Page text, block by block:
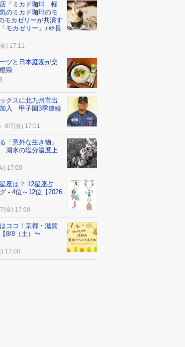
「ミカド珈琲 軽
のミカド珈琲のモ
モカゼリーが共演す
モカゼリー」♪＠長
) 17:11
ツと日本庭園が楽
県
クスに北九州市出
入 甲子園3季連続
8/7(金) 17:01
「意外な生き物」
湖水の塩分濃度上
) 17:00
座は？ 12星座占
- 4位～12位【2026
金) 17:00
ココ！京都・滋賀
8/8（土）〜
) 17:00